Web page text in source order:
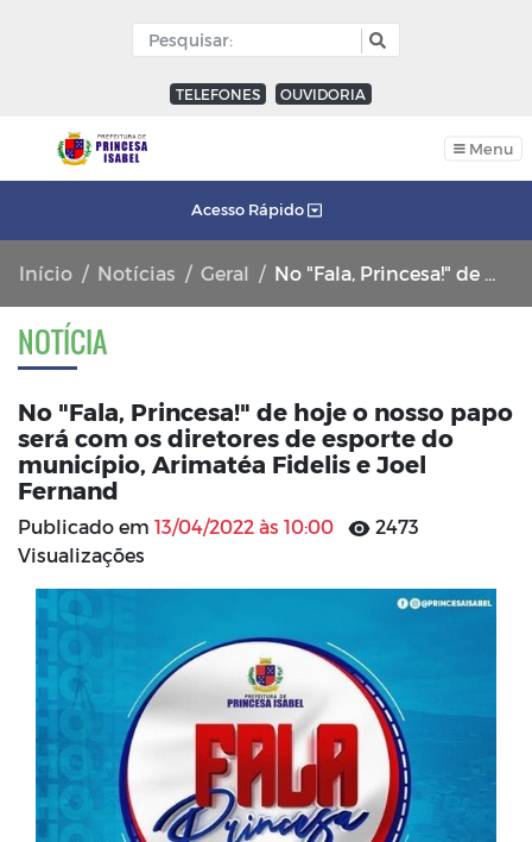
TELEFONES OUVIDORIA
Menu
Acesso Rápido
Início Notícias Geral No "Fala, Princesa!" de hoje o nosso papo será com os diretores de esporte do município, Arimatéa Fidelis e Joel Fernand
NOTÍCIA
No "Fala, Princesa!" de hoje o nosso papo
será com os diretores de esporte do
município, Arimatéa Fidelis e Joel
Fernand
Publicado em 13/04/2022 às 10:00
2473
Visualizações